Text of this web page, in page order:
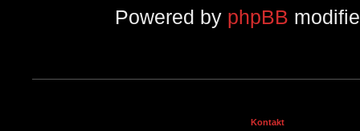
Powered by phpBB
Kontakt